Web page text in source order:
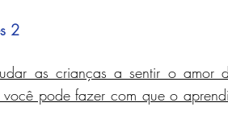
2
as crianças a sentir o amor
pode fazer com que o